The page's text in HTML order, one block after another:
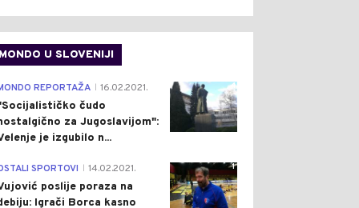
MONDO U SLOVENIJI
4
REPORTAŽA 16.02.2021.
čudo
za Jugoslavijom":
je izgubilo n...
1
SPORTOVI 14.02.2021.
poslije poraza na
Igrači Borca kasno